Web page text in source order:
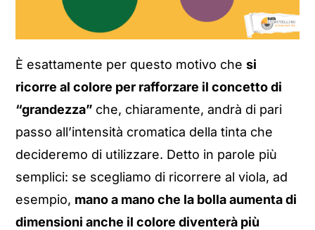
È esattamente per questo motivo chesi
ricorre al colore per rafforzare il concetto di
“grandezza” che, chiaramente, andrà di pari
passo all’intensità cromatica della tinta che
decideremo di utilizzare. Detto in parole più
semplici: se scegliamo di ricorrere al viola, ad
esempio, mano a mano che la bolla aumenta di
dimensioni anche il colore diventerà più